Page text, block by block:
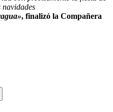
navidades
, finalizó la Compañera